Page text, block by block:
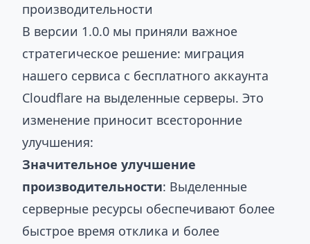
производительности
В версии 1.0.0 мы приняли важное
стратегическое решение: миграция
нашего сервиса с бесплатного аккаунта
Cloudflare на выделенные серверы. Это
изменение приносит всесторонние
улучшения:
Значительное улучшение
производительности: Выделенные
серверные ресурсы обеспечивают более
быстрое время отклика и более